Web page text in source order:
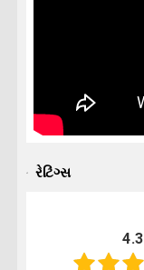
રેટિંગ્સ
4.3